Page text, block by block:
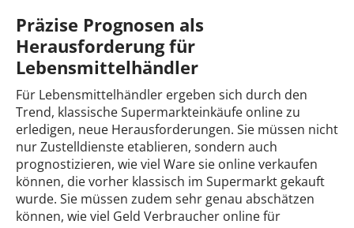
Präzise Prognosen als
Herausforderung für
Lebensmittelhändler
Für Lebensmittelhändler ergeben sich durch den
Trend, klassische Supermarkteinkäufe online zu
erledigen, neue Herausforderungen. Sie müssen nicht
nur Zustelldienste etablieren, sondern auch
prognostizieren, wie viel Ware sie online verkaufen
können, die vorher klassisch im Supermarkt gekauft
wurde. Sie müssen zudem sehr genau abschätzen
können, wie viel Geld Verbraucher online für